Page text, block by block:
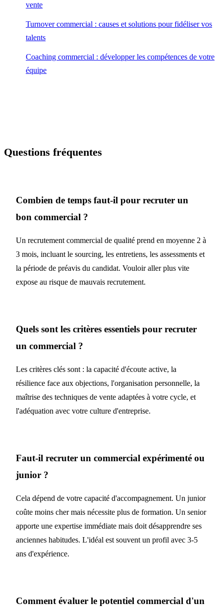
vente
Turnover commercial : causes et solutions pour fidéliser vos
talents
Coaching commercial : développer les compétences de votre
équipe
Questions fréquentes
Combien de temps faut-il pour recruter un
bon commercial ?
Un recrutement commercial de qualité prend en moyenne 2 à
3 mois, incluant le sourcing, les entretiens, les assessments et
la période de préavis du candidat. Vouloir aller plus vite
expose au risque de mauvais recrutement.
Quels sont les critères essentiels pour recruter
un commercial ?
Les critères clés sont : la capacité d'écoute active, la
résilience face aux objections, l'organisation personnelle, la
maîtrise des techniques de vente adaptées à votre cycle, et
l'adéquation avec votre culture d'entreprise.
Faut-il recruter un commercial expérimenté ou
junior ?
Cela dépend de votre capacité d'accompagnement. Un junior
coûte moins cher mais nécessite plus de formation. Un senior
apporte une expertise immédiate mais doit désapprendre ses
anciennes habitudes. L'idéal est souvent un profil avec 3-5
ans d'expérience.
Comment évaluer le potentiel commercial d'un